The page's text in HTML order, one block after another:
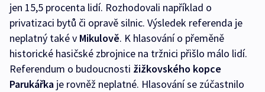
jen 15,5 procenta lidí. Rozhodovali například o
privatizaci bytů či opravě silnic. Výsledek referenda je
neplatný také v Mikulově. K hlasování o přeměně
historické hasičské zbrojnice na tržnici přišlo málo lidí.
Referendum o budoucnosti žižkovského kopce
Parukářka je rovněž neplatné. Hlasování se zúčastnilo